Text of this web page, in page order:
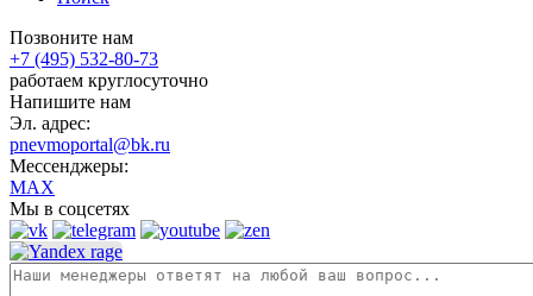
Позвоните нам
+7 (495) 532-80-73
работаем круглосуточно
Напишите нам
Эл. адрес:
pnevmoportal@bk.ru
Мессенджеры:
MAX
Мы в соцсетях